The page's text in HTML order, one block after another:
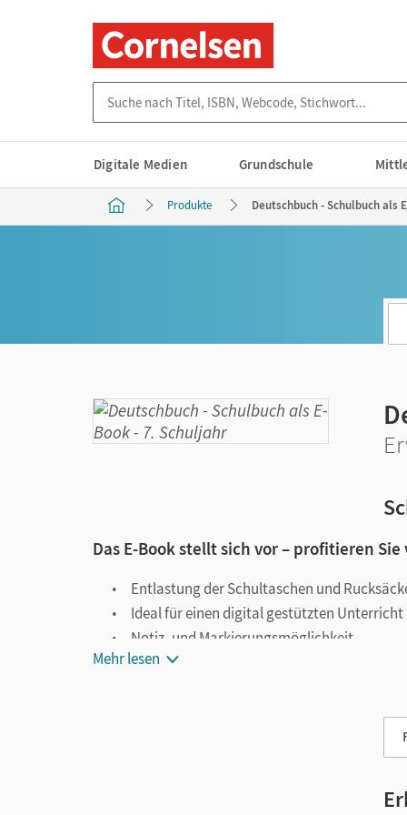
Digitale Medien Grundschule
Produkte Deutschbuch - Schulbuch als
Das E-Book stellt sich vor – profitieren
Entlastung der Schultaschen und
Ideal für einen digital gestützten Unterricht
Notiz- und Markierungsmöglichkeit
Jederzeit unkompliziert verfügbar
Mehr lesen